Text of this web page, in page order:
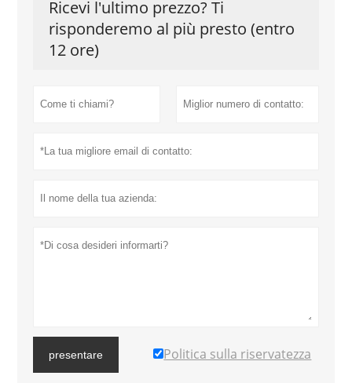
Ricevi l'ultimo prezzo? Ti
risponderemo al più presto (entro
12 ore)
presentare Politica sulla riservatezza